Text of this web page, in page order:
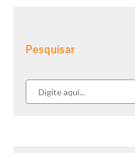
Pesquisar